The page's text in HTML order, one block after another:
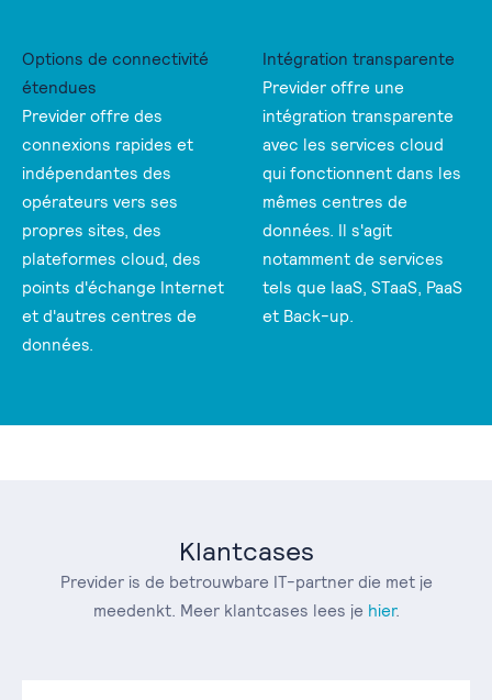
Options de connectivité
étendues
Previder offre des
connexions rapides et
indépendantes des
opérateurs vers ses
propres sites, des
plateformes cloud, des
points d'échange Internet
et d'autres centres de
données.
Intégration transparente
Previder offre une
intégration transparente
avec les services cloud
qui fonctionnent dans les
mêmes centres de
données. Il s'agit
notamment de services
tels que IaaS, STaaS, PaaS
et Back-up.
Klantcases
Previder is de betrouwbare IT-partner die met je
meedenkt. Meer klantcases lees je hier.